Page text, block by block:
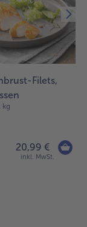
Filets,
kg
20,99 €
inkl. MwSt.